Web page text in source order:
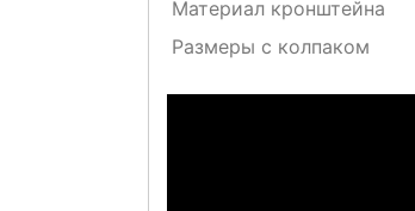
Материал кронштейна
Размеры с колпаком